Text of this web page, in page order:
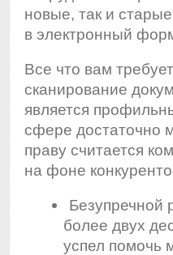
новые, так и
в электронный
Все что вам
сканирование
является
сфере достаточно
праву считается
на фоне
Безупречной
более двух
успел помочь